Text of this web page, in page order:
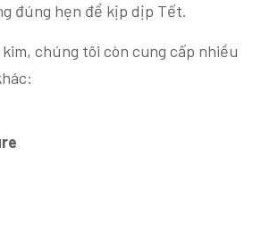
đúng hẹn để kịp dịp Tết.
kim, chúng tôi còn cung cấp nhiều